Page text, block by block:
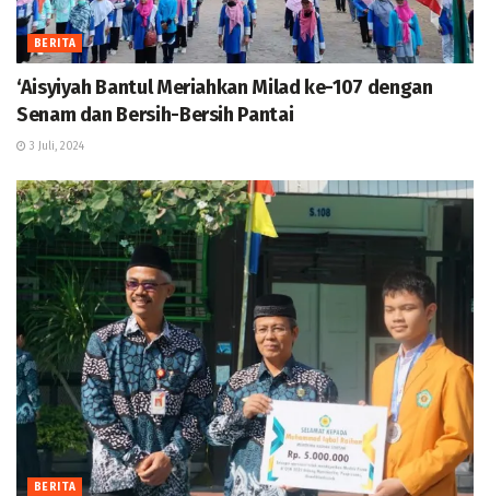
BERITA
‘Aisyiyah Bantul Meriahkan Milad ke-107 dengan
Senam dan Bersih-Bersih Pantai
3 Juli, 2024
BERITA